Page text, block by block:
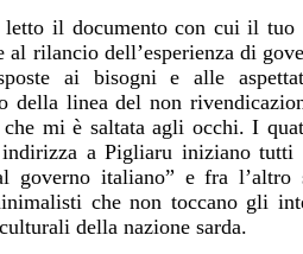
letto il documento con cui il tuo
al rilancio dell’esperienza di
ai bisogni e alle
della linea del non
mi è saltata agli occhi. I
a Pigliaru iniziano tutti
governo italiano” e fra
che non toccano gli
della nazione sarda.